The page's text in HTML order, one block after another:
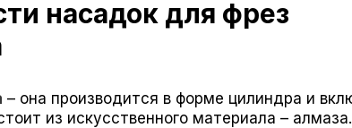
насадок для фрез
– она производится в форме цилиндра и
из искусственного материала –